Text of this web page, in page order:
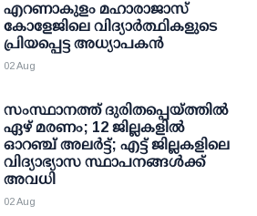
എറണാകുളം മഹാരാജാസ്
കോളേജിലെ വിദ്യാർത്ഥികളുടെ
പ്രിയപ്പെട്ട അധ്യാപകൻ
02 Aug
സംസ്ഥാനത്ത് ദുരിതപ്പെയ്ത്തില്‍
ഏഴ് മരണം; 12 ജില്ലകളില്‍
ഓറഞ്ച് അലര്‍ട്ട്; എട്ട് ജില്ലകളിലെ
വിദ്യാഭ്യാസ സ്ഥാപനങ്ങള്‍ക്ക്
അവധി
02 Aug